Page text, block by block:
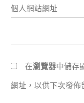
個人網站網址
在瀏覽器中儲存
網址，以供下次發佈